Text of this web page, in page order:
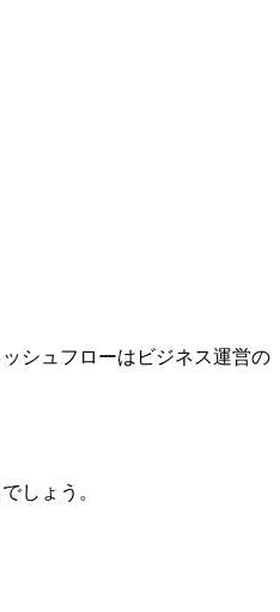
シュフローはビジネス運営の
しょう。